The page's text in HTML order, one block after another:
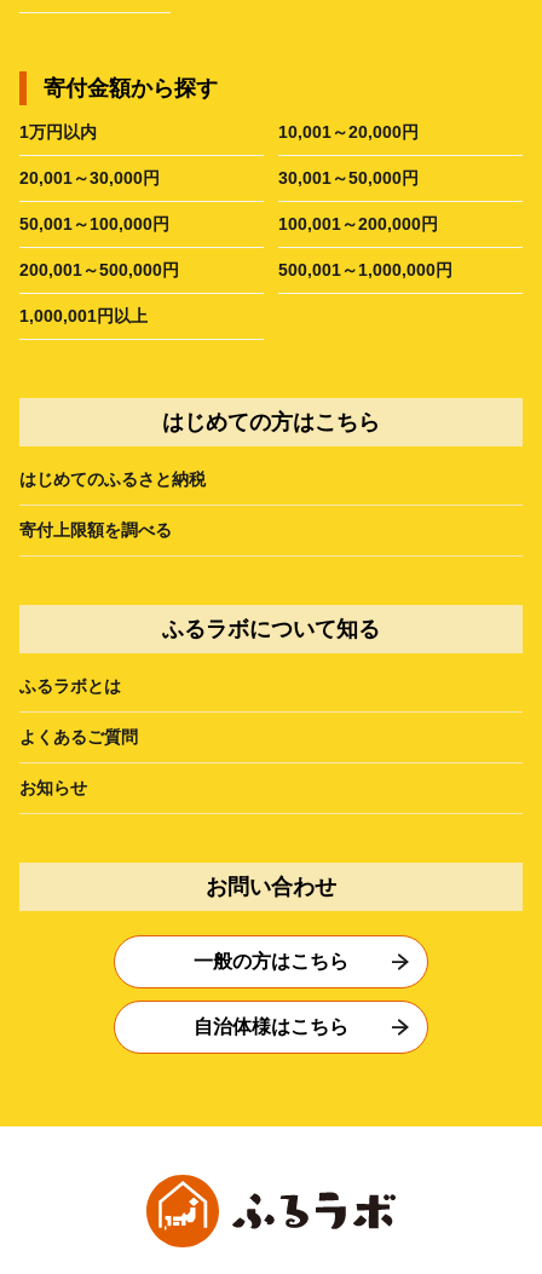
寄付金額から探す
1万円以内 10,001～20,000円
20,001～30,000円 30,001～50,000円
50,001～100,000円 100,001～200,000円
200,001～500,000円 500,001～1,000,000円
1,000,001円以上
はじめての方はこちら
はじめてのふるさと納税
寄付上限額を調べる
ふるラボについて知る
ふるラボとは
よくあるご質問
お知らせ
お問い合わせ
一般の方はこちら
自治体様はこちら